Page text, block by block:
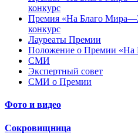
конкурс
Премия «На Благо
конкурс
Лауреаты Премии
Положение о Премии «На
СМИ
Экспертный совет
СМИ о Премии
Фото и видео
Сокровищница